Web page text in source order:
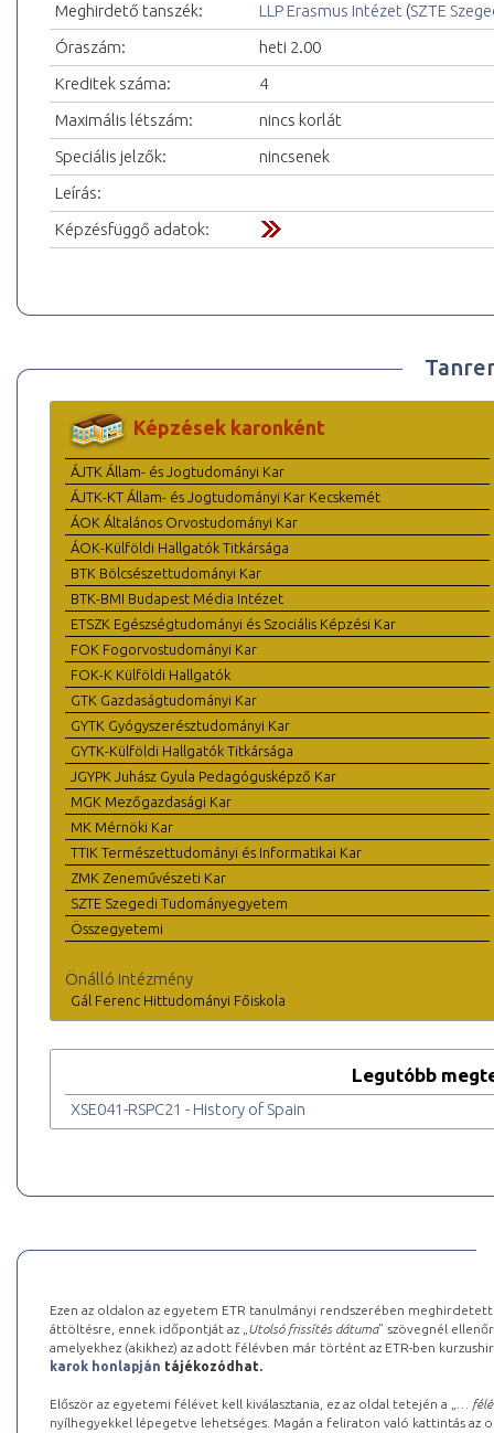
Meghirdető tanszék:
LLP Erasmus Intézet (SZTE
Óraszám:
heti 2.00
Kreditek száma:
4
Maximális létszám:
nincs korlát
Speciális jelzők:
nincsenek
Leírás:
Képzésfüggő adatok:
Képzések karonként
ÁJTK Állam- és Jogtudományi Kar
ÁJTK-KT Állam- és Jogtudományi Kar Kecskemét
ÁOK Általános Orvostudományi Kar
ÁOK-Külföldi Hallgatók Titkársága
BTK Bölcsészettudományi Kar
BTK-BMI Budapest Média Intézet
ETSZK Egészségtudományi és Szociális Képzési Kar
FOK Fogorvostudományi Kar
FOK-K Külföldi Hallgatók
GTK Gazdaságtudományi Kar
GYTK Gyógyszerésztudományi Kar
GYTK-Külföldi Hallgatók Titkársága
JGYPK Juhász Gyula Pedagógusképző Kar
MGK Mezőgazdasági Kar
MK Mérnöki Kar
TTIK Természettudományi és Informatikai Kar
ZMK Zeneművészeti Kar
SZTE Szegedi Tudományegyetem
Összegyetemi
Önálló intézmény
Gál Ferenc Hittudományi Főiskola
Legutóbb
XSE041-RSPC21 - History of Spain
Ezen az oldalon az egyetem ETR tanulmányi rendszerében
áttöltésre, ennek időpontját az „ Utolsó frissítés dátuma” szövegnél
amelyekhez (akikhez) az adott félévben már történt az ETR-ben
karok honlapján tájékozódhat.
Először az egyetemi félévet kell kiválasztania, ez az oldal tetején a „
…
nyílhegyekkel lépegetve lehetséges. Magán a feliraton való kattintás az